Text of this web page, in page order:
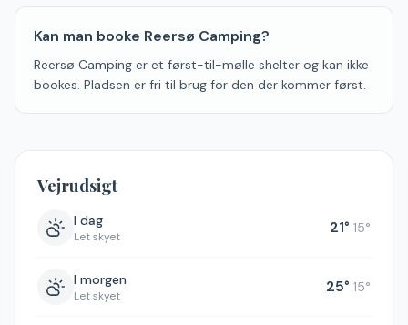
Kan man booke Reersø Camping?
Reersø Camping er et først-til-mølle shelter og kan ikke
bookes. Pladsen er fri til brug for den der kommer først.
Vejrudsigt
I dag
Let skyet 21° 15°
I morgen
Let skyet 25° 15°